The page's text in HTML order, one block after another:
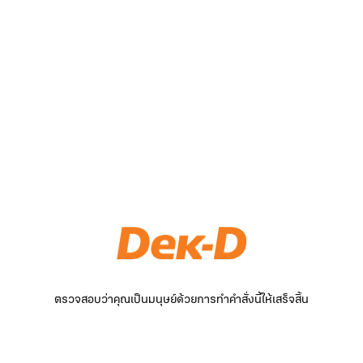
ตรวจสอบว่าคุณเป็นมนุษย์ด้วยการทำคำสั่งนี้ให้เสร็จสิ้น